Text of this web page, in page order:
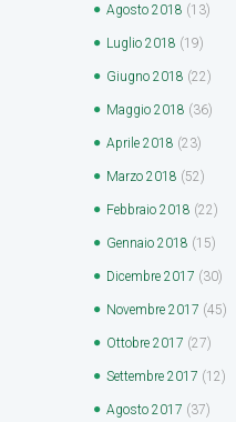
Agosto 2018 (13)
Luglio 2018 (19)
Giugno 2018 (22)
Maggio 2018 (36)
Aprile 2018 (23)
Marzo 2018 (52)
Febbraio 2018 (22)
Gennaio 2018 (15)
Dicembre 2017 (30)
Novembre 2017 (45)
Ottobre 2017 (27)
Settembre 2017 (12)
Agosto 2017 (37)